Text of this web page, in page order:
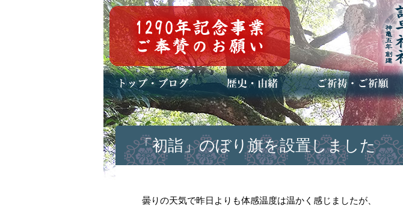
トップページ
ブログ(日々八百万)
お知らせ一覧 歴史・ご祭神
年中行事
メディア掲載 ご祈祷・ご祈願とは
安産祈願
初宮参り
七五三詣
長寿のお祝い
神前結婚式
厄祓い・方位除け
車のお祓い
地鎮祭
神葬祭（神式の葬儀）
「初詣」のぼり旗を設置しました
曇りの天気で昨日よりも体感温度は温かく感じましたが、